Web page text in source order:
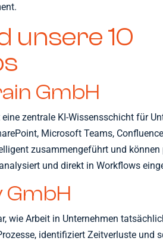
unsere 10
GmbH
zentrale KI-Wissensschicht für
Microsoft Teams,
zusammengeführt und können
und direkt in Workflows
GmbH
wie Arbeit in Unternehmen
identifiziert Zeitverluste und